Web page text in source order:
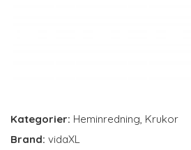
Kategorier: Heminredning, Krukor
Brand: vidaXL